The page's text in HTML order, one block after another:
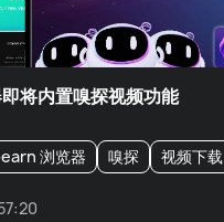
将内置嗅探视频功能
浏览器 嗅探 视频下载